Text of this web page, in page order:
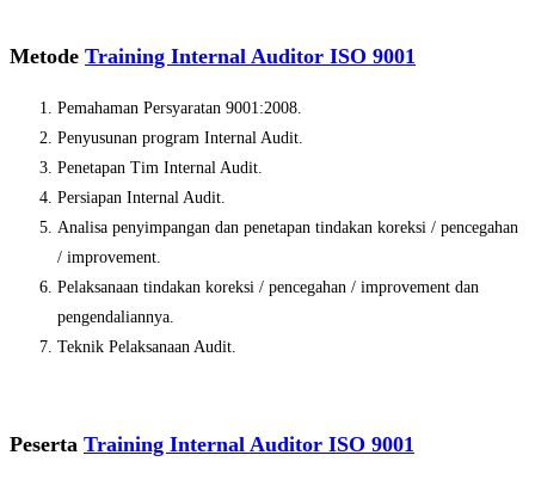
Metode Training Internal Auditor ISO 9001
Pemahaman Persyaratan 9001:2008.
Penyusunan program Internal Audit.
Penetapan Tim Internal Audit.
Persiapan Internal Audit.
Analisa penyimpangan dan penetapan tindakan koreksi / pencegahan
/ improvement.
Pelaksanaan tindakan koreksi / pencegahan / improvement dan
pengendaliannya.
Teknik Pelaksanaan Audit.
Peserta Training Internal Auditor ISO 9001